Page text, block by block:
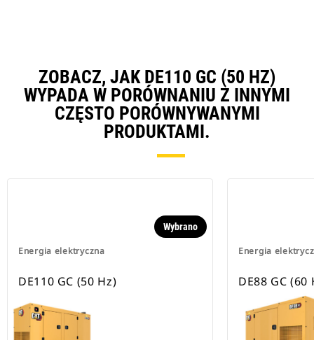
ZOBACZ, JAK DE110 GC (50 HZ)
WYPADA W PORÓWNANIU Z INNYMI
CZĘSTO PORÓWNYWANYMI
PRODUKTAMI.
Energia elektryczna
Wybrano
DE110 GC (50 Hz)
Energia
DE88 GC (60